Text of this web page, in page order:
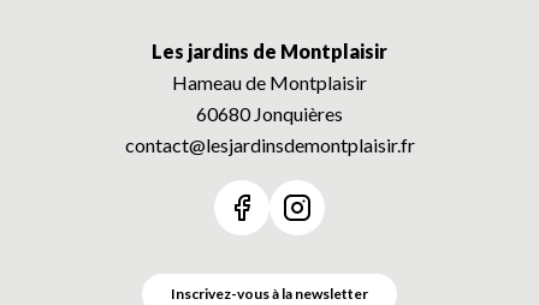
Les jardins de Montplaisir
Hameau de Montplaisir
60680 Jonquières
contact@lesjardinsdemontplaisir.fr
Voir notre page Facebook
Voir notre page Instagram
Inscrivez-vous à la newsletter